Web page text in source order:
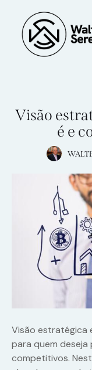
Visão
é e
Visão estratégica
para quem
competitivos.